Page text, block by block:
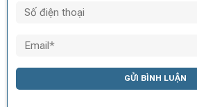
GỬI BÌNH LUẬN